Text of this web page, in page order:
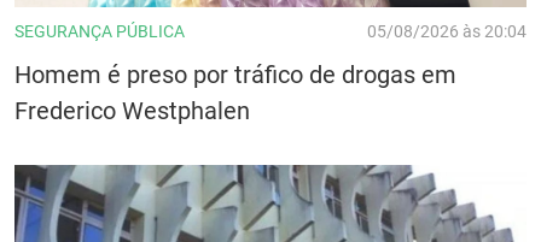
SEGURANÇA PÚBLICA 05/08/2026 às 20:04
Homem é preso por tráfico de drogas em
Frederico Westphalen